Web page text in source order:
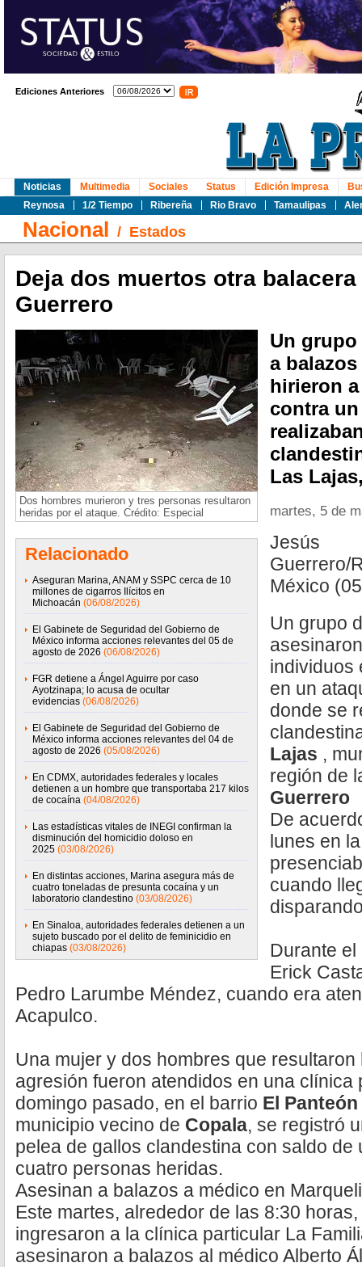
Ediciones Anteriores
Noticias
Reynosa
1/2 Tiempo Ribereña Rio Bravo Tamaulipas
Multimedia Sociales Status Edición Impresa
Nacional / Estados
Deja dos muertos otra
Guerrero
Dos hombres murieron y tres personas resultaron
heridas por el ataque. Crédito: Especial
Relacionado
Aseguran Marina, ANAM y SSPC cerca de 10
millones de cigarros Ilícitos en
Michoacán (06/08/2026)
El Gabinete de Seguridad del Gobierno de
México informa acciones relevantes del 05 de
agosto de 2026 (06/08/2026)
FGR detiene a Ángel Aguirre por caso
Ayotzinapa; lo acusa de ocultar
evidencias (06/08/2026)
El Gabinete de Seguridad del Gobierno de
México informa acciones relevantes del 04 de
agosto de 2026 (05/08/2026)
En CDMX, autoridades federales y locales
detienen a un hombre que transportaba 217 kilos
de cocaína (04/08/2026)
Las estadísticas vitales de INEGI confirman la
disminución del homicidio doloso en
2025 (03/08/2026)
En distintas acciones, Marina asegura más de
cuatro toneladas de presunta cocaína y un
laboratorio clandestino (03/08/2026)
En Sinaloa, autoridades federales detienen a un
sujeto buscado por el delito de feminicidio en
chiapas (03/08/2026)
Un
a
hirieron
contra
Las
martes, 5 de
Jesús
Guerrero/
México
Un grupo
individuos
en un
donde se
Lajas ,
región de
Guerrero
De
lunes en
cuando
Durante
Erick
Pedro Larumbe Méndez, cuando era
Acapulco.
Una mujer y dos hombres que
agresión fueron atendidos en una clínica
domingo pasado, en el barrio El Panteón
municipio vecino de Copala, se registró
pelea de gallos clandestina con saldo de
cuatro personas heridas.
Asesinan a balazos a médico en
Este martes, alrededor de las 8:30
ingresaron a la clínica particular La
asesinaron a balazos al médico Alberto